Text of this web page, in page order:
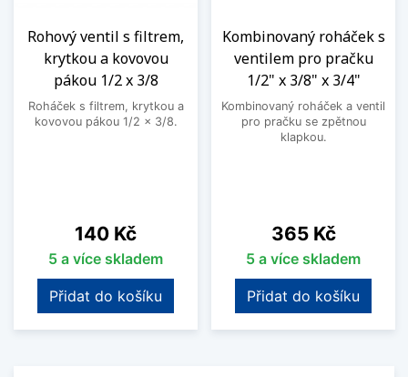
Rohový ventil s filtrem,
krytkou a kovovou
pákou 1/2 x 3/8
Roháček s filtrem, krytkou a
kovovou pákou 1/2 x 3/8.
Cena
140 Kč
5 a více skladem
Přidat do košíku
Kombinovaný roháček s
ventilem pro pračku
1/2" x 3/8" x 3/4"
Kombinovaný roháček a ventil
pro pračku se zpětnou
klapkou.
Cena
365 Kč
5 a více skladem
Přidat do košíku